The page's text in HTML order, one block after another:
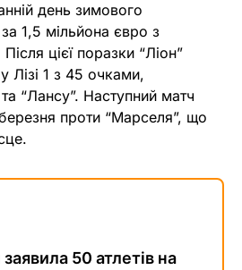
день зимового
1,5 мільйона євро з
цієї поразки “Ліон”
Лізі 1 з 45 очками,
“Лансу”. Наступний матч
березня проти “Марселя”, що
50 атлетів на